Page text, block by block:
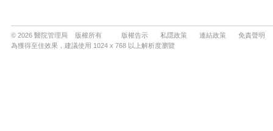
© 2026 醫院管理局 版權所有 版權告示 私隱政策 連結政策
免責聲明
為獲得至佳效果，建議使用 1024 x 768 以上解析度瀏覽